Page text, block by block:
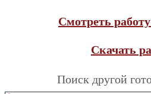
Смотреть
Скачать
Поиск другой